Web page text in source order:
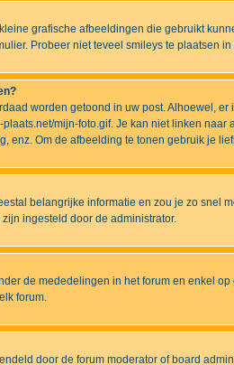
grafische afbeeldingen die gebruikt
Probeer niet teveel smileys te plaatsen
worden getoond in uw post. Alhoewel,
plaats.net/mijn-foto.gif. Je kan niet linken
enz. Om de afbeelding te tonen gebruik je
belangrijke informatie en zou je zo snel
ingesteld door de administrator.
de mededelingen in het forum en enkel
forum.
door de forum moderator of board